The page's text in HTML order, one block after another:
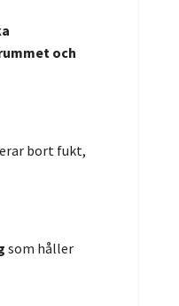
och
bort fukt,
som håller